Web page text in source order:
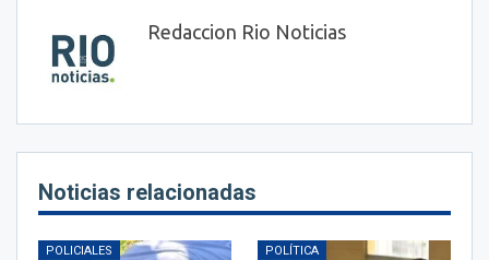
Redaccion Rio Noticias
Noticias relacionadas
POLICIALES POLÍTICA